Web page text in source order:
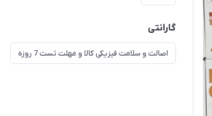
گارانتی
اصالت و سلامت فیزیکی کالا و مهلت تست 7 روزه